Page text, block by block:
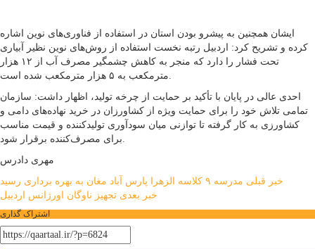
ایشان همچنین به پیشرو بودن استان در استفاده از فناوری‌های نوین اشاره
کرده و تشریح کرد: اردبیل رتبه نخست استفاده از روش‌های نوین نظیر آبیاری
تحت فشار را دارد که منجر به کاهش چشمگیر مصرف آب از ۱۲ هزار
احدی عالی در پایان با تأکید بر حمایت از چرخه تولید، اظهار داشت: سازمان
تمامی تلاش خود را برای حمایت ویژه از کشاورزان در خرید نهاده‌های دامی و
کشاورزی به کار گرفته تا توازنی میان سودآوری تولیدکننده و قیمت مناسب
مهری دادرس
راهبری
نوشته
خبر قبلی مدرسه ۹ کلاسه الزهرا پارس آباد مغان به بهره برداری رسید
خبر بعدی تجهیز ناوگان اورژانس اردبیل
اشتراک گذاری